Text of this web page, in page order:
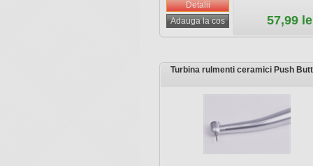
57,99
Turbina rulmenti ceramici Push